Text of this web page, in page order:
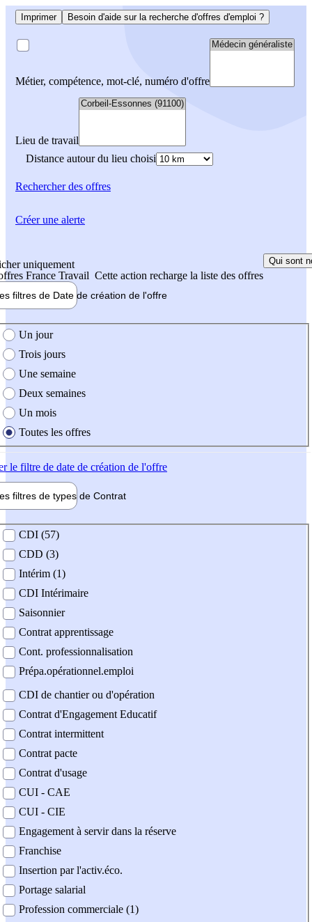
Imprimer Besoin d'aide sur la recherche d'offres d'emploi ?
Métier, compétence, mot-clé, numéro d'offre
Lieu de travail
Distance autour du lieu choisi
Rechercherdes offres
uniquement
France Travail Cette action recharge la liste des offres
Qui sont
filtres de Date de création de l'offre
création de l'offre
Un jour
Trois jours
Une semaine
Deux semaines
Un mois
Toutes les offres
le filtre de date de création de l'offre
filtres de types de Contrat
contrat
CDI (57)
CDD (3)
Intérim (1)
CDI Intérimaire
Saisonnier
Contrat apprentissage
Cont. professionnalisation
Prépa.opérationnel.emploi
CDI de chantier ou d'opération
Contrat d'Engagement Educatif
Contrat intermittent
Contrat pacte
Contrat d'usage
CUI - CAE
CUI - CIE
Engagement à servir dans la réserve
Franchise
Insertion par l'activ.éco.
Portage salarial
Profession commerciale (1)
Créer une alerte